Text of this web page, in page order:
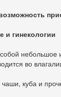
и гинекологии
небольшое
во
куба и